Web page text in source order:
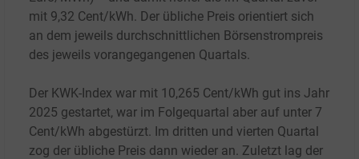
mit 9,32 Cent/kWh. Der übliche Preis orientiert sich
an dem jeweils durchschnittlichen Börsenstrompreis
des jeweils vorangegangenen Quartals.
Der KWK-Index war mit 10,265 Cent/kWh gut ins Jahr
2025 gestartet, war im Folgequartal aber auf unter 7
Cent/kWh abgestürzt. Im dritten und vierten Quartal
zog der übliche Preis dann wieder an. Zuletzt lag der